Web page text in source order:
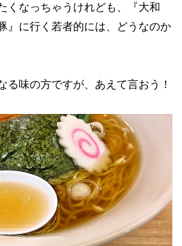
くなっちゃうけれども、『大和
』に行く若者的には、どうなのか
る味の方ですが、あえて言おう！